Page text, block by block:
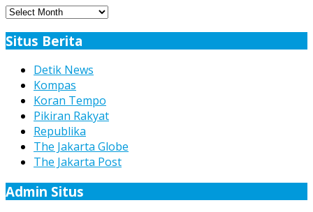
Arsip
Situs Berita
Detik News
Kompas
Koran Tempo
Pikiran Rakyat
Republika
The Jakarta Globe
The Jakarta Post
Admin Situs